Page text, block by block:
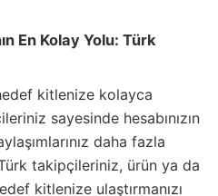
En Kolay Yolu: Türk
kitlenize kolayca
sayesinde hesabınızın
daha fazla
takipçileriniz, ürün ya da
kitlenize ulaştırmanızı